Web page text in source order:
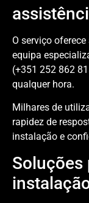
O serviço
equipa
(+351 252 862
qualquer hora.
Milhares de
rapidez de
instalação e
Soluções